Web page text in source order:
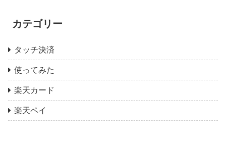
カテゴリー
タッチ決済
使ってみた
楽天カード
楽天ペイ